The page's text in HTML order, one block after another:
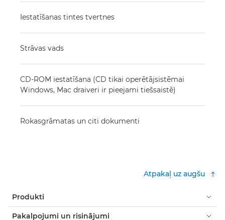
Iestatīšanas tintes tvertnes
Strāvas vads
CD-ROM iestatīšana (CD tikai operētājsistēmai
Windows, Mac draiveri ir pieejami tiešsaistē)
Rokasgrāmatas un citi dokumenti
Atpakaļ uz augšu
Produkti
Pakalpojumi un risinājumi